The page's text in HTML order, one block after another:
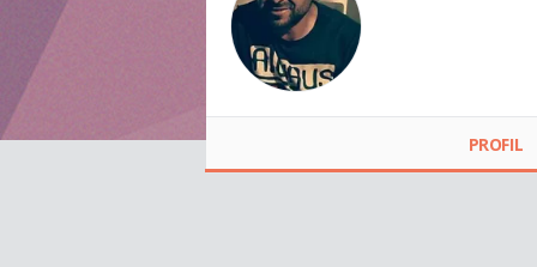
PROFIL